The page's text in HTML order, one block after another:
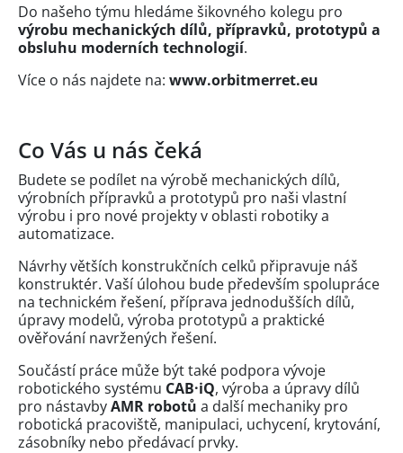
Do našeho týmu hledáme šikovného kolegu pro
výrobu mechanických dílů, přípravků, prototypů a
obsluhu moderních technologií.
Více o nás najdete na: www.orbitmerret.eu
Co Vás u nás čeká
Budete se podílet na výrobě mechanických dílů,
výrobních přípravků a prototypů pro naši vlastní
výrobu i pro nové projekty v oblasti robotiky a
automatizace.
Návrhy větších konstrukčních celků připravuje náš
konstruktér. Vaší úlohou bude především spolupráce
na technickém řešení, příprava jednodušších dílů,
úpravy modelů, výroba prototypů a praktické
ověřování navržených řešení.
Součástí práce může být také podpora vývoje
robotického systému CAB·iQ, výroba a úpravy dílů
pro nástavbyAMR robotů a další mechaniky pro
robotická pracoviště, manipulaci, uchycení, krytování,
zásobníky nebo předávací prvky.